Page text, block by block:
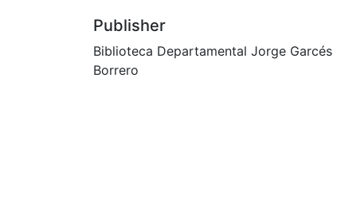
Publisher
Biblioteca Departamental Jorge Garcés
Borrero